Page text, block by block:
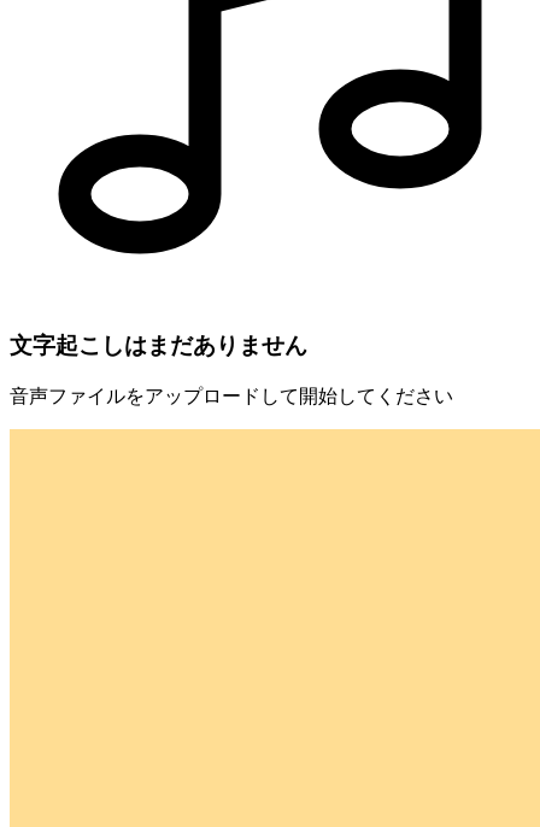
文字起こしはまだありません
音声ファイルをアップロードして開始してください